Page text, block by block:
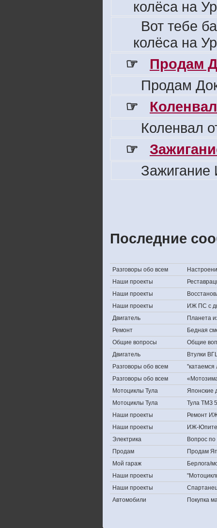
колёса на
Вот тебе
колёса на
☞
Продам
Продам
☞
Коленвал
☞
Последние
Разговоры обо всем
Наши проекты
Наши проекты
Наши проекты
ИЖ ПС с
Двигатель
Планета
Ремонт
Бедная
Общие вопросы
Общие
Двигатель
Втулки
Разговоры обо всем
Разговоры обо всем
Мотоциклы Тула
Японские
Мотоциклы Тула
Тула ТМЗ
Наши проекты
Ремонт
Наши проекты
ИЖ-
Электрика
Вопрос по
Продам
Продам
Мой гараж
Берлога/
Наши проекты
Наши проекты
Автомобили
Покупка